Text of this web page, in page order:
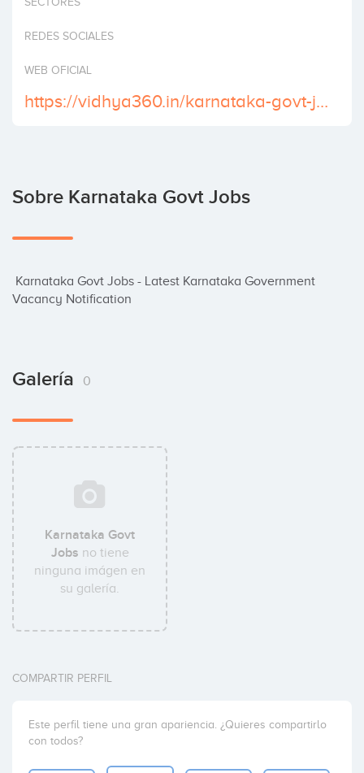
REDES SOCIALES
WEB OFICIAL
https://vidhya360.in/karnataka-govt-jobs/
Sobre Karnataka Govt Jobs
Vacancy Notification
Galería 0
Karnataka Govt
Jobs no tiene
ninguna imágen en
su galería.
COMPARTIR PERFIL
Este perfil tiene una gran apariencia. ¿Quieres compartirlo
con todos?